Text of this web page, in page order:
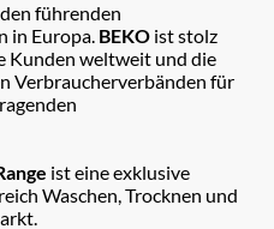
führenden
in Europa. BEKO ist stolz
Kunden weltweit und die
Verbraucherverbänden für
ist eine exklusive
Waschen, Trocknen und